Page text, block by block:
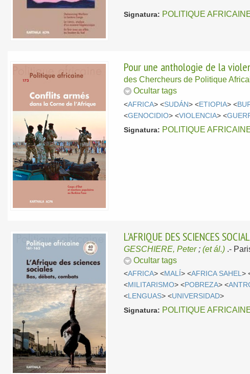
Signatura: POLITIQUE
Pour une anthologie de la
des Chercheurs de Politique
Ocultar tags
<AFRICA> <SUDÁN> <ETIOPIA> <
<GENOCIDIO> <VIOLENCIA> <
Signatura: POLITIQUE
L'AFRIQUE DES SCIENCES
GESCHIERE, Peter;(et ál.) .-
Ocultar tags
<AFRICA> <MALÍ> <AFRICA SAHEL>
<MILITARISMO> <POBREZA> <
<LENGUAS> <UNIVERSIDAD>
Signatura: POLITIQUE